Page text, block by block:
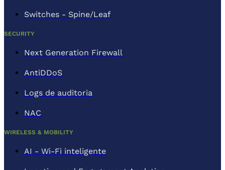
Switches - Spine/Leaf
SECURITY
Next Generation Firewall
AntiDDoS
Logs de auditoria
NAC
WIRELESS & MOBILITY
AI - Wi-Fi inteligente